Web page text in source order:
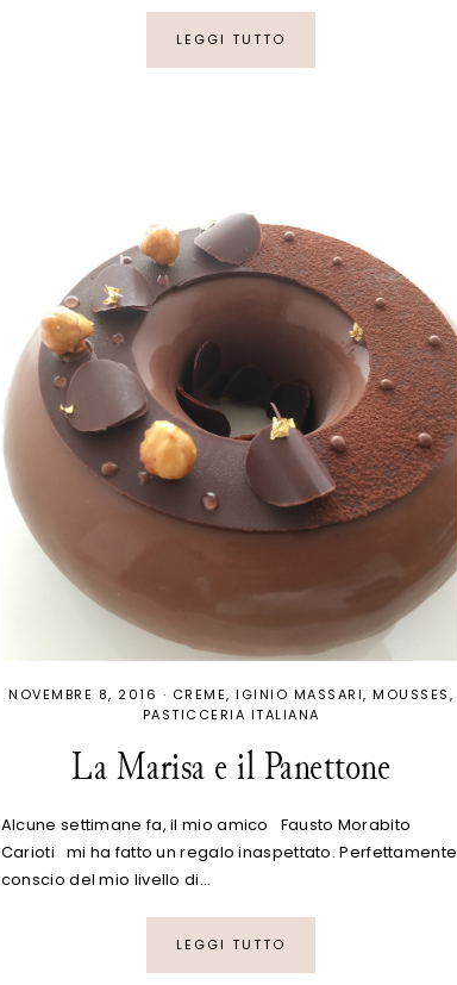
LEGGI TUTTO
NOVEMBRE 8, 2016 · CREME IGINIO MASSARI MOUSSES
PASTICCERIA ITALIANA
La Marisa e il Panettone
Alcune settimane fa, il mio amico Fausto Morabito
Carioti mi ha fatto un regalo inaspettato. Perfettamente
conscio del mio livello di…
LEGGI TUTTO